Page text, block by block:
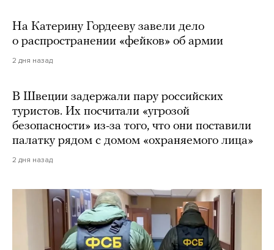
На Катерину Гордееву завели дело
о распространении «фейков» об армии
2 дня назад
В Швеции задержали пару российских
туристов. Их посчитали «угрозой
безопасности» из-за того, что они поставили
палатку рядом с домом «охраняемого лица»
2 дня назад